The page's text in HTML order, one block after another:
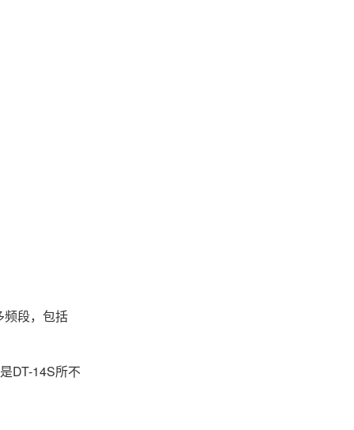
段，包括
DT-14S所不